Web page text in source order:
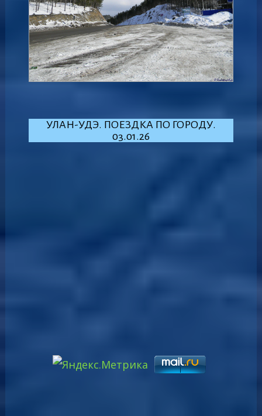
УЛАН-УДЭ. ПОЕЗДКА ПО ГОРОДУ.
03.01.26